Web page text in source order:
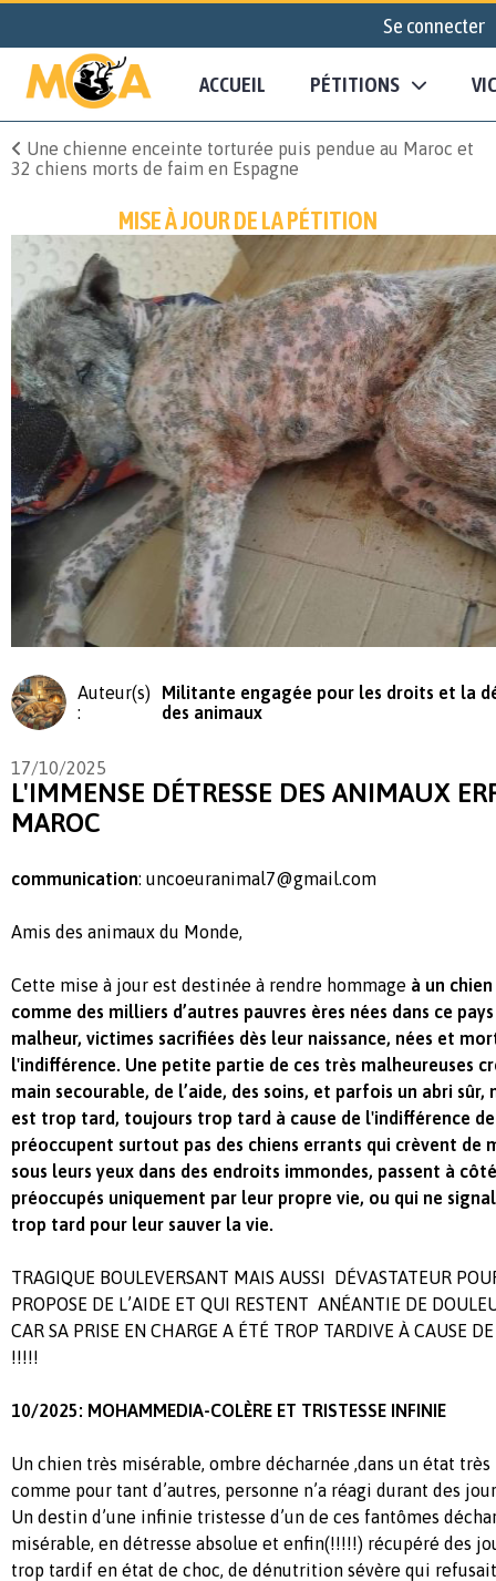
Se connecter
ACCUEIL PÉTITIONS
Une chienne enceinte torturée puis pendue au Maroc et
32 chiens morts de faim en Espagne
MISE À JOUR DE LA PÉTITION
Auteur(s)
:
Militante engagée pour les droits et la
des animaux
17/10/2025
L'IMMENSE DÉTRESSE DES ANIMAUX
MAROC
communication: uncoeuranimal7@gmail.com
Amis des animaux du Monde,
Cette mise à jour est destinée à rendre hommage à un
comme des milliers d’autres pauvres ères nées dans ce
malheur, victimes sacrifiées dès leur naissance, nées et
l'indifférence. Une petite partie de ces très malheureuses
main secourable, de l’aide, des soins, et parfois un abri sûr,
est trop tard, toujours trop tard à cause de l'indifférence
préoccupent surtout pas des chiens errants qui crèvent de
sous leurs yeux dans des endroits immondes, passent à
préoccupés uniquement par leur propre vie, ou qui ne
trop tard pour leur sauver la vie.
TRAGIQUE BOULEVERSANT MAIS AUSSI DÉVASTATEUR
PROPOSE DE L’AIDE ET QUI RESTENT ANÉANTIE DE
CAR SA PRISE EN CHARGE A ÉTÉ TROP TARDIVE À CAUSE
!!!!!
10/2025: MOHAMMEDIA-COLÈRE ET TRISTESSE INFINIE
Un chien très misérable, ombre décharnée ,dans un état
comme pour tant d’autres, personne n’a réagi durant des
Un destin d’une infinie tristesse d’un de ces fantômes
misérable, en détresse absolue et enfin(!!!!!) récupéré des
trop tardif en état de choc, de dénutrition sévère qui